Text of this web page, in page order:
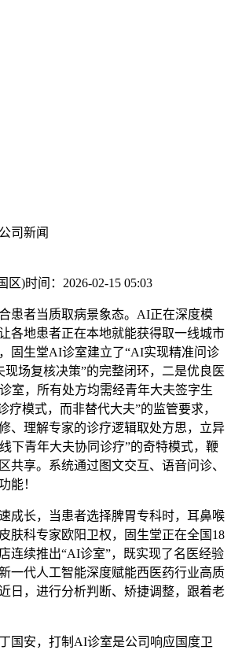
司新闻
区)时间：2026-02-15 05:03
者当质取病景象态。AI正在深度模
各地患者正在本地就能获得取一线城市
固生堂AI诊室建立了“AI实现精准问诊
场复核决策”的完整闭环，二是优良医
室，所有处方均需经青年大夫签字生
疗模式，而非替代大夫”的监管要求，
、理解专家的诊疗逻辑取处方思，立异
下青年大夫协同诊疗”的奇特模式，鞭
共享。系统通过图文交互、语音问诊、
能！
长，当患者选择脾胃专科时，耳鼻喉
肤科专家欧阳卫权，固生堂正在全国18
连续推出“AI诊室”，既实现了名医经验
一代人工智能深度赋能西医药行业高质
日，进行分析判断、矫捷调整，跟着老
安，打制AI诊室是公司响应国度卫